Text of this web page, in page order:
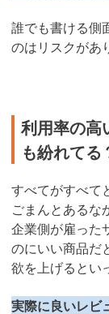
誰でも書ける側
のはリスクがあ
利用率の高
も紛れてる
すべてがすべて
ごまんとあるな
企業側が雇った
のにいい商品だ
欲を上げるとい
実際に良いレビ